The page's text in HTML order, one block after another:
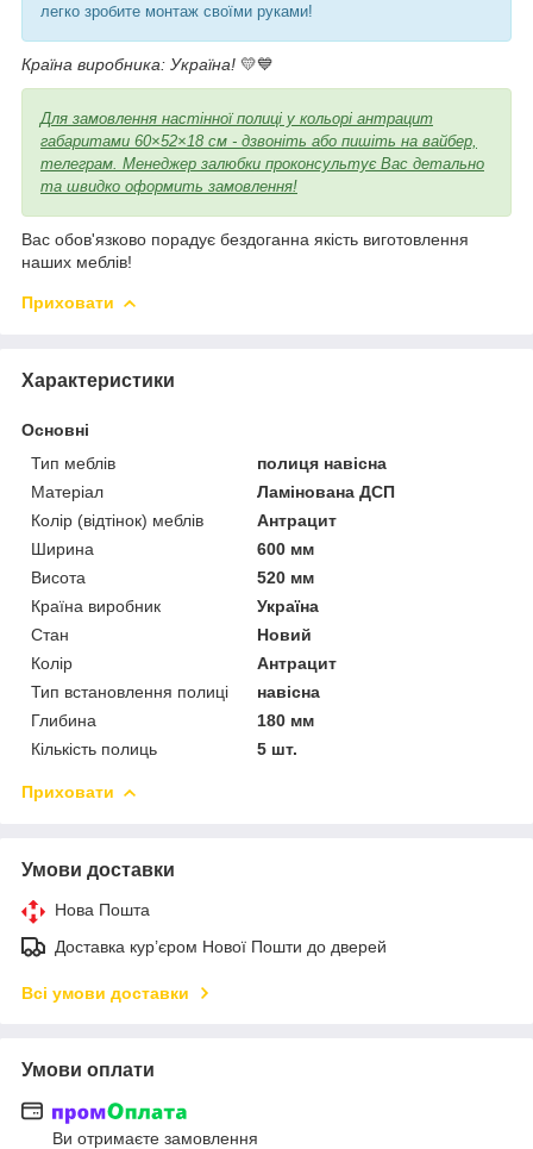
легко зробите монтаж своїми руками!
Країна виробника: Україна! 💛💙
Для замовлення настінної полиці у кольорі антрацит
габаритами 60×52×18 см - дзвоніть або пишіть на вайбер,
телеграм. Менеджер залюбки проконсультує Вас детально
та швидко оформить замовлення!
Вас обов'язково порадує бездоганна якість виготовлення
наших меблів!
Приховати
Характеристики
Основні
Тип меблів
полиця навісна
Матеріал
Ламінована ДСП
Колір (відтінок) меблів
Антрацит
Ширина
600 мм
Висота
520 мм
Країна виробник
Україна
Стан
Новий
Колір
Антрацит
Тип встановлення полиці
навісна
Глибина
180 мм
Кількість полиць
5 шт.
Приховати
Умови доставки
Нова Пошта
Доставка кур’єром Нової Пошти до дверей
Всі умови доставки
Умови оплати
Ви отримаєте замовлення